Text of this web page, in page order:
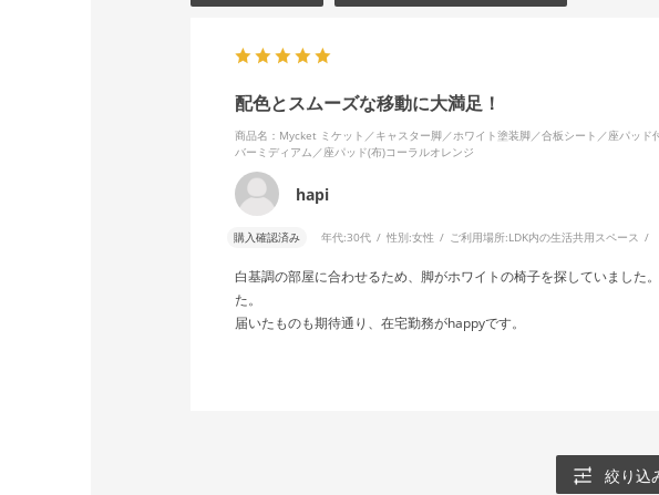
配色とスムーズな移動に大満足！
商品名：Mycket ミケット／キャスター脚／ホワイト塗装脚／合板シート／座パッド
バーミディアム／座パッド(布)コーラルオレンジ
hapi
購入確認済み 年代:30代 性別:女性 ご利用場所:LDK内の生活共用スペース
白基調の部屋に合わせるため、脚がホワイトの椅子を探していまし
た。
届いたものも期待通り、在宅勤務がhappyです。
絞り込